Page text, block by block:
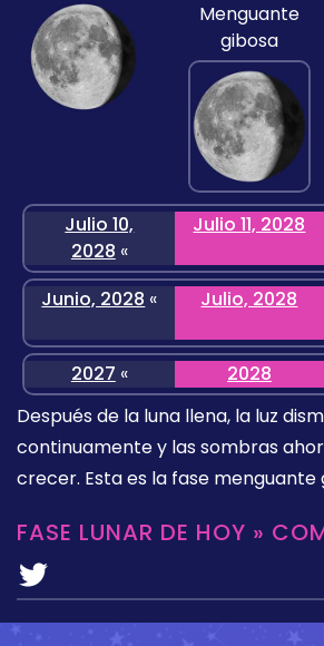
Menguante
gibosa
Julio 10,
2028 «
Julio 11, 2028
Junio, 2028 « Julio, 2028
2027 « 2028
Después de la luna llena, la luz
continuamente y las sombras
crecer. Esta es la fase menguante
FASE LUNAR DE HOY »